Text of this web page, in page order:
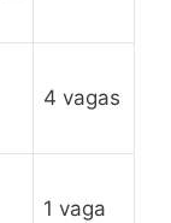
4 vagas
1 vaga